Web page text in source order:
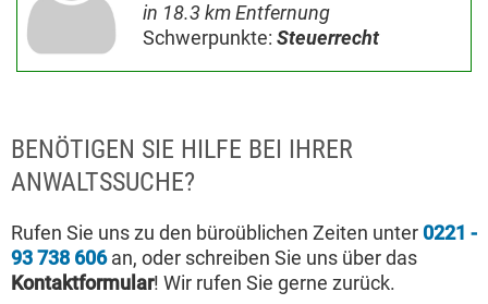
in 18.3 km Entfernung
Schwerpunkte: Steuerrecht
BENÖTIGEN SIE HILFE BEI IHRER
ANWALTSSUCHE?
Rufen Sie uns zu den büroüblichen Zeiten unter 0221 -
93 738 606an, oder schreiben Sie uns über das
Kontaktformular! Wir rufen Sie gerne zurück.